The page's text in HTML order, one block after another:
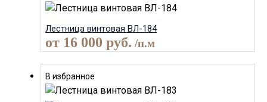
Лестница винтовая ВЛ-184
от 16 000 руб. /п.м
В избранное